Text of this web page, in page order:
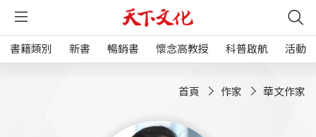
書籍類別 新書 暢銷書 懷念高教授 科普啟航 活動
首頁 作家 華文作家